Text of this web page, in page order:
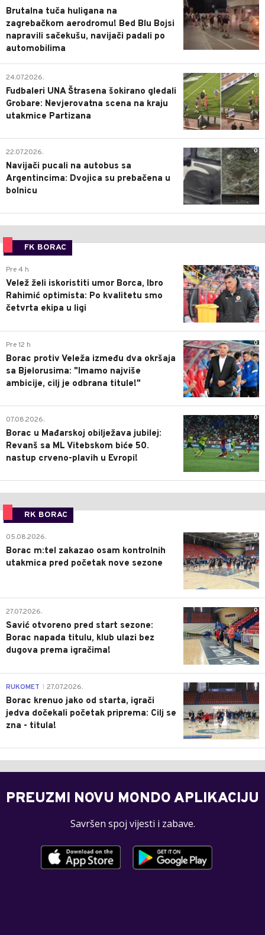
Brutalna tuča huligana na
zagrebačkom aerodromu! Bed Blu Bojsi
napravili sačekušu, navijači padali po
automobilima
0
24.07.2026.
Fudbaleri UNA Štrasena šokirano gledali
Grobare: Nevjerovatna scena na kraju
utakmice Partizana
0
22.07.2026.
Navijači pucali na autobus sa
Argentincima: Dvojica su prebačena u
bolnicu
FK BORAC
0
Pre 4 h
Velež želi iskoristiti umor Borca, Ibro
Rahimić optimista: Po kvalitetu smo
četvrta ekipa u ligi
0
Pre 12 h
Borac protiv Veleža između dva okršaja
sa Bjelorusima: "Imamo najviše
ambicije, cilj je odbrana titule!"
0
07.08.2026.
Borac u Mađarskoj obilježava jubilej:
Revanš sa ML Vitebskom biće 50.
nastup crveno-plavih u Evropi!
RK BORAC
0
05.08.2026.
Borac m:tel zakazao osam kontrolnih
utakmica pred početak nove sezone
0
27.07.2026.
Savić otvoreno pred start sezone:
Borac napada titulu, klub ulazi bez
dugova prema igračima!
0
RUKOMET 27.07.2026.
Borac krenuo jako od starta, igrači
jedva dočekali početak priprema: Cilj se
zna - titula!
PREUZMI NOVU MONDO APLIKACIJU
Savršen spoj vijesti i zabave.